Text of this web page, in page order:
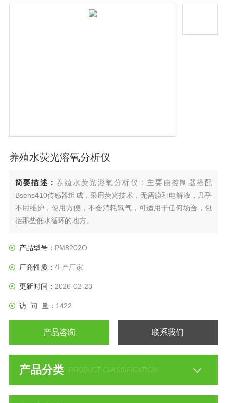
养殖水荧光溶氧分析仪
简要描述： 养殖水荧光溶氧分析仪：主要由控制器搭配
Bsens410传感器组成，采用荧光技术，无需膜和电解液，几乎
不用维护，使用方便，不会消耗氧气，可适用于任何场合，包
括那些低水循环的地方。
产品型号： PM8202O
厂商性质： 生产厂家
更新时间： 2026-02-23
访 问 量： 1422
产品咨询 联系我们
产品分类 PRODUCT CLASSIFICATION